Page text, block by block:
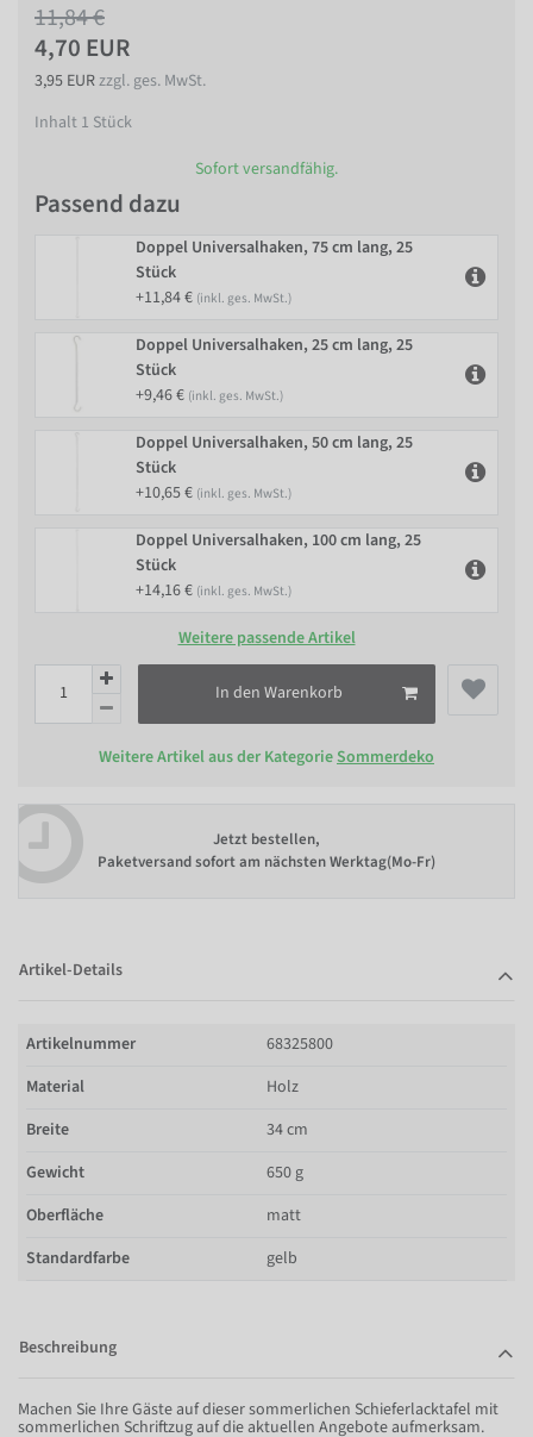
11,84 €
4,70 EUR
3,95 EURzzgl. ges. MwSt.
Inhalt 1 Stück
Sofort versandfähig.
Passend dazu
Doppel Universalhaken, 75 cm lang, 25
Stück
+11,84 € (inkl. ges. MwSt.)
Doppel Universalhaken, 25 cm lang, 25
Stück
+9,46 € (inkl. ges. MwSt.)
Doppel Universalhaken, 50 cm lang, 25
Stück
+10,65 € (inkl. ges. MwSt.)
Doppel Universalhaken, 100 cm lang, 25
Stück
+14,16 € (inkl. ges. MwSt.)
Weitere passende Artikel
In den Warenkorb
Weitere Artikel aus der KategorieSommerdeko
Jetzt bestellen,
Paketversand sofort am nächsten Werktag(Mo-Fr)
Artikel-Details
Artikelnummer
68325800
Material
Holz
Breite
34 cm
Gewicht
650 g
Oberfläche
matt
Standardfarbe
gelb
Beschreibung
Machen Sie Ihre Gäste auf dieser sommerlichen Schieferlacktafel mit
sommerlichen Schriftzug auf die aktuellen Angebote aufmerksam.